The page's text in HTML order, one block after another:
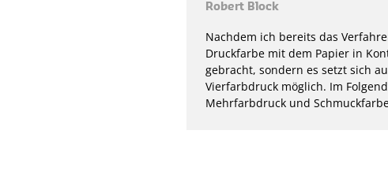
Robert Block
Nachdem ich bereits das
Druckfarbe mit dem Papier in
gebracht, sondern es setzt sich
Vierfarbdruck möglich. Im
Mehrfarbdruck und